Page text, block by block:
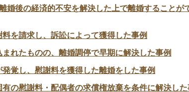
婚後の経済的不安を解決した上で離婚することが
を請求し、訴訟によって獲得した事例
れたものの、離婚調停で早期に解決した事例
覚し、慰謝料を獲得した離婚をした事例
の慰謝料・配偶者の求償権放棄を条件に解決した